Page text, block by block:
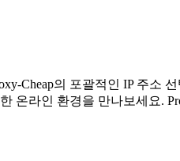
Cheap의 포괄적인 IP 주소
온라인 환경을 만나보세요.